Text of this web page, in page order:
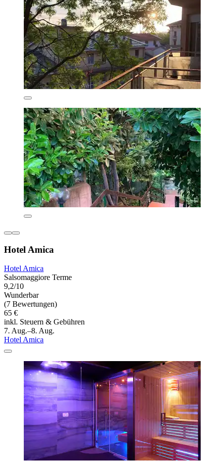
Hotel Amica
Hotel Amica
Salsomaggiore Terme
9,2/10
Wunderbar
(7 Bewertungen)
65 €
inkl. Steuern & Gebühren
7. Aug.–8. Aug.
Hotel Amica